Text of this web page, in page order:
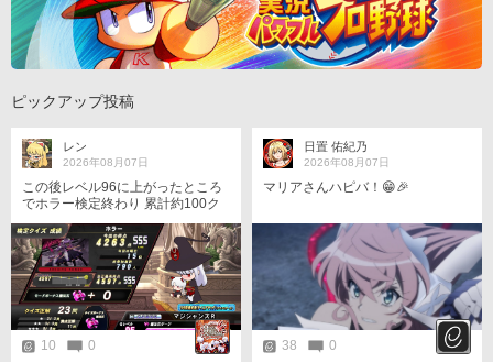
ピックアップ投稿
レン
2026年08月07日
この後レベル96に上がったところ
でホラー検定終わり 累計約100ク
レほどやって5000点狙えるセット
引けた回数ゼロだったので、これ
以上のスコア更新は豪運の持ち主
じゃないとワンチャンすらないと
判断して諦めました🫠 前作ランキ
ング検定でホラー検定配信された
時もスコア伸びづらい部類でした
が流石に今回ほど伸びないと言う
事はなかったので、やっぱり出題
10 0
日置 佑紀乃
2026年08月07日
マリアさんハピバ！😁🎉
38 0